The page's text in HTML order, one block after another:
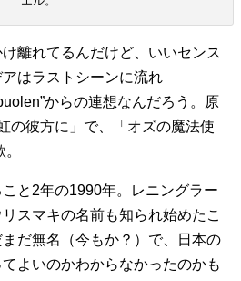
離れてるんだけど、いいセンス
はラストシーンに流れ
からの連想なんだろう。原
の彼方に」で、「オズの魔法使
と2年の1990年。レニングラー
スマキの名前も知られ始めたこ
だ無名（今もか？）で、日本の
よいのかわからなかったのかも